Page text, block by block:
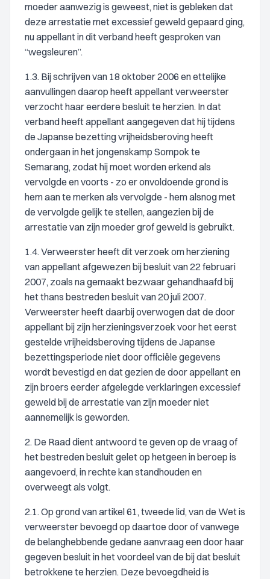
moeder aanwezig is geweest, niet is gebleken dat
deze arrestatie met excessief geweld gepaard ging,
nu appellant in dit verband heeft gesproken van
“wegsleuren”.
1.3. Bij schrijven van 18 oktober 2006 en ettelijke
aanvullingen daarop heeft appellant verweerster
verzocht haar eerdere besluit te herzien. In dat
verband heeft appellant aangegeven dat hij tijdens
de Japanse bezetting vrijheidsberoving heeft
ondergaan in het jongenskamp Sompok te
Semarang, zodat hij moet worden erkend als
vervolgde en voorts - zo er onvoldoende grond is
hem aan te merken als vervolgde - hem alsnog met
de vervolgde gelijk te stellen, aangezien bij de
arrestatie van zijn moeder grof geweld is gebruikt.
1.4. Verweerster heeft dit verzoek om herziening
van appellant afgewezen bij besluit van 22 februari
2007, zoals na gemaakt bezwaar gehandhaafd bij
het thans bestreden besluit van 20 juli 2007.
Verweerster heeft daarbij overwogen dat de door
appellant bij zijn herzieningsverzoek voor het eerst
gestelde vrijheidsberoving tijdens de Japanse
bezettingsperiode niet door officiële gegevens
wordt bevestigd en dat gezien de door appellant en
zijn broers eerder afgelegde verklaringen excessief
geweld bij de arrestatie van zijn moeder niet
aannemelijk is geworden.
2. De Raad dient antwoord te geven op de vraag of
het bestreden besluit gelet op hetgeen in beroep is
aangevoerd, in rechte kan standhouden en
overweegt als volgt.
2.1. Op grond van artikel 61, tweede lid, van de Wet is
verweerster bevoegd op daartoe door of vanwege
de belanghebbende gedane aanvraag een door haar
gegeven besluit in het voordeel van de bij dat besluit
betrokkene te herzien. Deze bevoegdheid is